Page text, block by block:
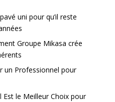
uni pour qu’il reste
Groupe Mikasa crée
un Professionnel pour
Est le Meilleur Choix pour